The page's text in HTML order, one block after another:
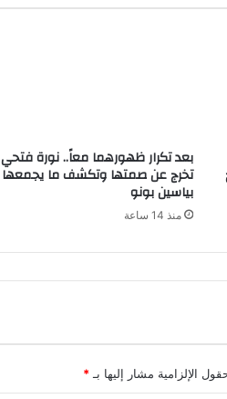
بعد تكرار ظهورهما معاً.. نورة فتحي
تخرج عن صمتها وتكشف ما يجمعها
بياسين بونو
منذ 14 ساعة
الإلزامية مشار إليها بـ*